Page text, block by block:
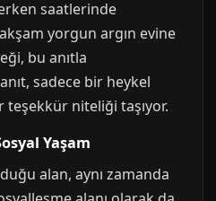
saatlerinde
yorgun argın evine
bu anıtla
sadece bir heykel
teşekkür niteliği taşıyor.
Yaşam
alan, aynı zamanda